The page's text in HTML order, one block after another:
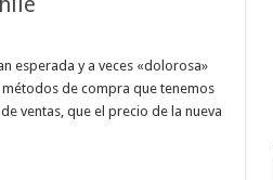
esperada y a veces «dolorosa»
de compra que tenemos
ventas, que el precio de la nueva